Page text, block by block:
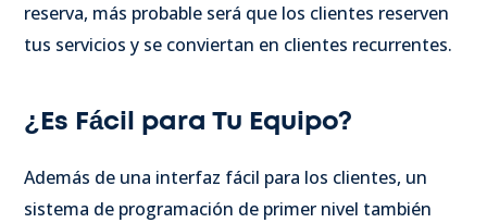
reserva, más probable será que los clientes reserven
tus servicios y se conviertan en clientes recurrentes.
¿Es Fácil para Tu Equipo?
Además de una interfaz fácil para los clientes, un
sistema de programación de primer nivel también